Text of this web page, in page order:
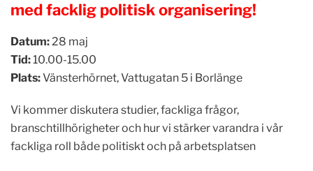
med facklig politisk organisering!
Datum:28 maj
Tid:10.00-15.00
Plats:Vänsterhörnet, Vattugatan 5 i Borlänge
Vi kommer diskutera studier, fackliga frågor,
branschtillhörigheter och hur vi stärker varandra i vår
fackliga roll både politiskt och på arbetsplatsen